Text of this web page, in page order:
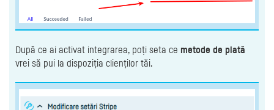
După ce ai activat integrarea, poți seta ce metode de plată
vrei să pui la dispoziția clienților tăi.